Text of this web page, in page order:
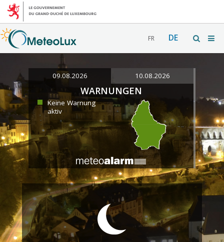
FR DE
09.08.2026 10.08.2026
WARNUNGEN
Keine Warnung
aktiv